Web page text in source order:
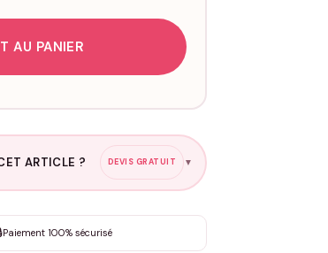
AU PANIER
ARTICLE ? DEVIS GRATUIT ▼
selon la demande
Paiement 100% sécurisé